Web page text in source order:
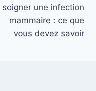
soigner une infection
mammaire : ce que
vous devez savoir